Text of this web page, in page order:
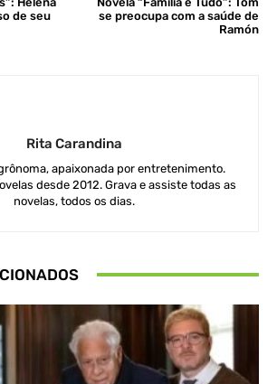
de seu
se preocupa com a saúde de
Ramón
Rita Carandina
apaixonada por entretenimento.
desde 2012. Grava e assiste todas as
novelas, todos os dias.